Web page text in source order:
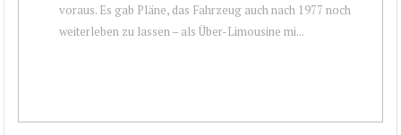
voraus. Es gab Pläne, das Fahrzeug auch nach 1977 noch
weiterleben zu lassen – als Über-Limousine mi...